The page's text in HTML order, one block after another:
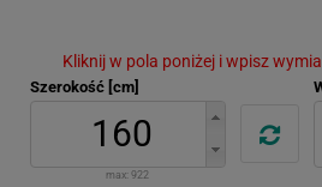
Kliknij w pola poniżej i wpisz
Szerokość [cm]
max: 922